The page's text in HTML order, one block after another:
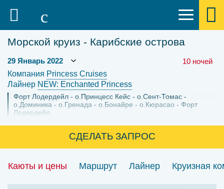
Морской круиз - Карибские острова
10 ночей
Компания Princess Cruises
Лайнер NEW: Enchanted Princess
Форт Лодердейл о.Принцесс Кейс
о.Сент-Томас
о.Доминика
о.Гренада о.Бонайре о.Кюрасао
Форт
Лодердейл
СДЕЛАТЬ ЗАПРОС
Каюты и цены Маршрут Лайнер Круизная